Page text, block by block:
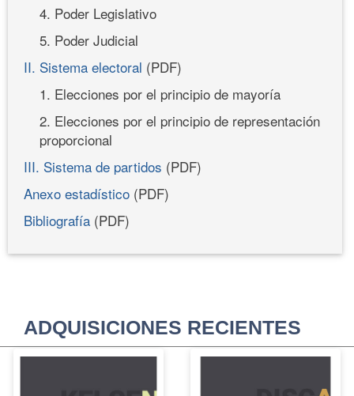
4. Poder Legislativo
5. Poder Judicial
II. Sistema electoral (PDF)
1. Elecciones por el principio de mayoría
2. Elecciones por el principio de representación
proporcional
III. Sistema de partidos (PDF)
Anexo estadístico (PDF)
Bibliografía (PDF)
ADQUISICIONES RECIENTES